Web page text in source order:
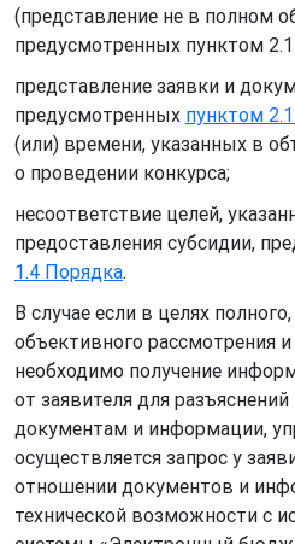
(представление не в полном
предусмотренных пунктом
представление заявки и
предусмотренных пунктом
(или) времени, указанных в
о проведении конкурса;
несоответствие целей,
предоставления субсидии,
1.4 Порядка.
В случае если в целях
объективного рассмотрения
необходимо получение
от заявителя для
документам и информации,
осуществляется запрос у
отношении документов и
технической возможности с